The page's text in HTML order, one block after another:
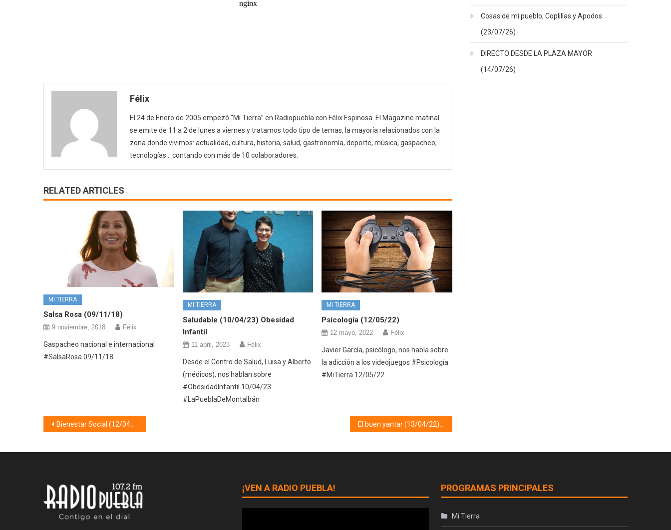
Félix
El 24 de Enero de 2005 empezó “Mi Tierra” en Radiopuebla con Félix Espinosa. El Magazine matinal
se emite de 11 a 2 de lunes a viernes y tratamos todo tipo de temas, la mayoría relacionados con la
zona donde vivimos: actualidad, cultura, historia, salud, gastronomía, deporte, música, gaspacheo,
tecnologías… contando con más de 10 colaboradores.
RELATED ARTICLES
MI TIERRA
Salsa Rosa (09/11/18)
9 noviembre, 2018 Félix
Gaspacheo nacional e internacional
#SalsaRosa 09/11/18
MI TIERRA
Saludable (10/04/23) Obesidad
Infantil
11 abril, 2023 Félix
Desde el Centro de Salud, Luisa y Alberto
(médicos), nos hablan sobre
#ObesidadInfantil 10/04/23
#LaPueblaDeMontalbán
MI TIERRA
Psicología (12/05/22)
12 mayo, 2022 Félix
Javier García, psicólogo, nos habla sobre
la adicción a los videojuegos #Psicología
#MiTierra 12/05/22
Navegación
Bienestar Social (12/04/22)
Cosas de mi pueblo, Coplillas y Apodos
(23/07/26)
DIRECTO DESDE LA PLAZA MAYOR
(14/07/26)
¡VEN A RADIO PUEBLA! PROGRAMAS PRINCIPALES
Mi Tierra